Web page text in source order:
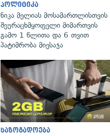
პოლიტიკა
ნიკა მელიას მოსამართლისთვის
შეურაცხმყოფელი მიმართვის
გამო 1 წლითა და 6 თვით
პატიმრობა მიესაჯა
საზოგადოება